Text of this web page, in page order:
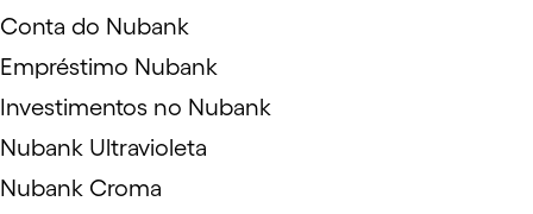
Conta do Nubank
Empréstimo Nubank
Investimentos no Nubank
Nubank Ultravioleta
Nubank Croma